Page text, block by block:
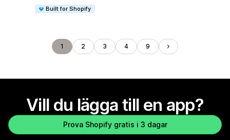
Built for Shopify
1 2 3 4 9
Vill du lägga till en app?
Prova Shopify gratis i 3 dagar